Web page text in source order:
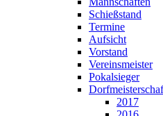
Schießstand
Termine
Aufsicht
Vorstand
Vereinsmeister
Pokalsieger
2017